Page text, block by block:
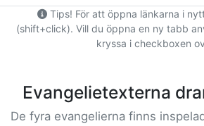
Tips! För att öppna länkarna i
(shift+click). Vill du öppna en ny tabb
kryssa i checkboxen
Evangelietexterna
De fyra evangelierna finns